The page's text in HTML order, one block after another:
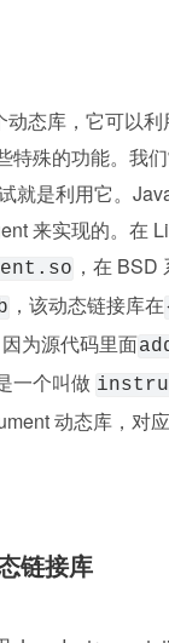
态库，它可以
特殊的功能。我
就是利用它。
来实现的。在
，在 BSD
，该动态链接库在
为源代码里面
一个叫做
动态库，对
链接库